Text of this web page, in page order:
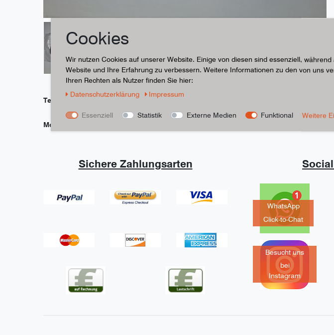
Technische Daten
Modelle des Herstellers
Sichere Zahlungsarten
WhatsApp
Click-to-Chat
Besucht uns
bei
Instagram
Cookies
Wir nutzen Cookies auf unserer Website. Einige von diesen sind essenziell,
Website und Ihre Erfahrung zu verbessern. Weitere Informationen zu den von uns
Ihren Rechten als Nutzer finden Sie hier:
Daten­schutz­erklärung
Impressum
Essenziell Statistik Externe Medien Funktional Weitere